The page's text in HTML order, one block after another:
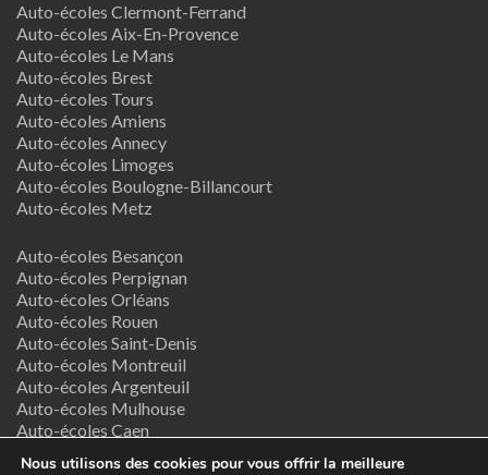
Auto-écoles Clermont-Ferrand
Auto-écoles Aix-En-Provence
Auto-écoles Le Mans
Auto-écoles Brest
Auto-écoles Tours
Auto-écoles Amiens
Auto-écoles Annecy
Auto-écoles Limoges
Auto-écoles Boulogne-Billancourt
Auto-écoles Metz
Auto-écoles Besançon
Auto-écoles Perpignan
Auto-écoles Orléans
Auto-écoles Rouen
Auto-écoles Saint-Denis
Auto-écoles Montreuil
Auto-écoles Argenteuil
Auto-écoles Mulhouse
Auto-écoles Caen
Nous utilisons des cookies pour vous offrir la meilleure